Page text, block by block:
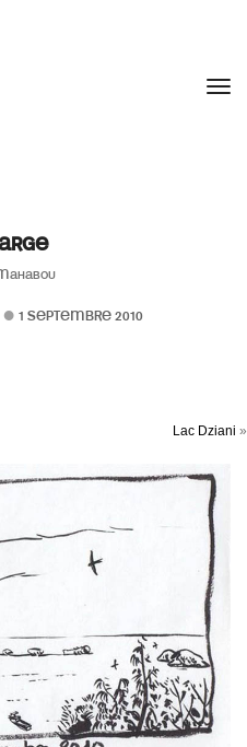
1 SEPTEMBRE 2010
Lac Dziani »